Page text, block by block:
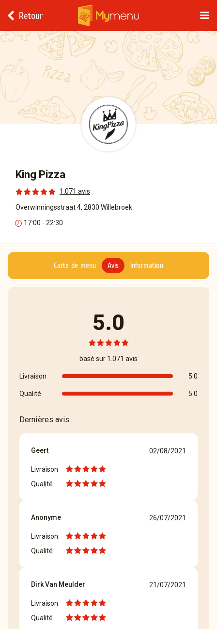
Retour
King Pizza
1.071 avis
Overwinningsstraat 4, 2830 Willebroek
17:00 - 22:30
Carte de menu Avis Information
5.0
basé sur 1.071 avis
Livraison 5.0
Qualité 5.0
Dernières avis
Geert 02/08/2021
Livraison
Qualité
Anonyme 26/07/2021
Livraison
Qualité
Dirk Van Meulder 21/07/2021
Livraison
Qualité